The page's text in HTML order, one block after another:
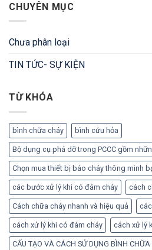
CHUYÊN MỤC
Chưa phân loại
TIN TỨC- SỰ KIỆN
TỪ KHÓA
bình chữa cháy bình cứu hỏa
Bộ dụng cụ phá dỡ trong PCCC gồm
Chọn mua thiết bị báo cháy thông minh
các bước xử lý khi có đám cháy cách
Cách chữa cháy nhanh và hiệu quả
cách xử lý khi có đám cháy cách xử lý
CẤU TẠO VÀ CÁCH SỬ DỤNG BÌNH CHỮA